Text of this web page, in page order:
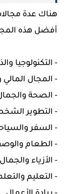
هناك عدة
أفضل هذه
- التكنولوجيا
- المجال المالي
- الصحة والجمال
- التطوير
- السفر
- الطعام
- الأزياء
- التعليم